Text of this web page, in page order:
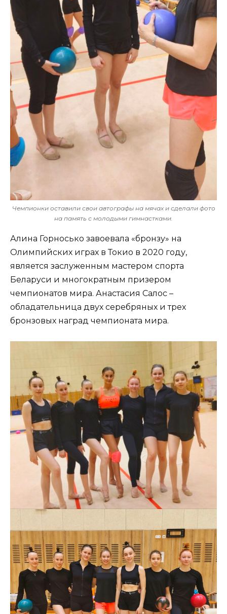
Чемпионки оставили свои автографы на мячах и сделали фото
на память с молодыми гимнастками.
Алина Горносько завоевала «бронзу» на
Олимпийских играх в Токио в 2020 году,
является заслуженным мастером спорта
Беларуси и многократным призером
чемпионатов мира. Анастасия Салос –
обладательница двух серебряных и трех
бронзовых наград чемпионата мира.